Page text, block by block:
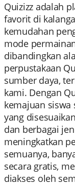
Quizizz adalah
favorit di
kemudahan
mode
dibandingkan
perpustakaan
sumber daya,
kami. Dengan
kemajuan
yang
dan berbagai
meningkatkan
semuanya,
secara gratis,
diakses oleh